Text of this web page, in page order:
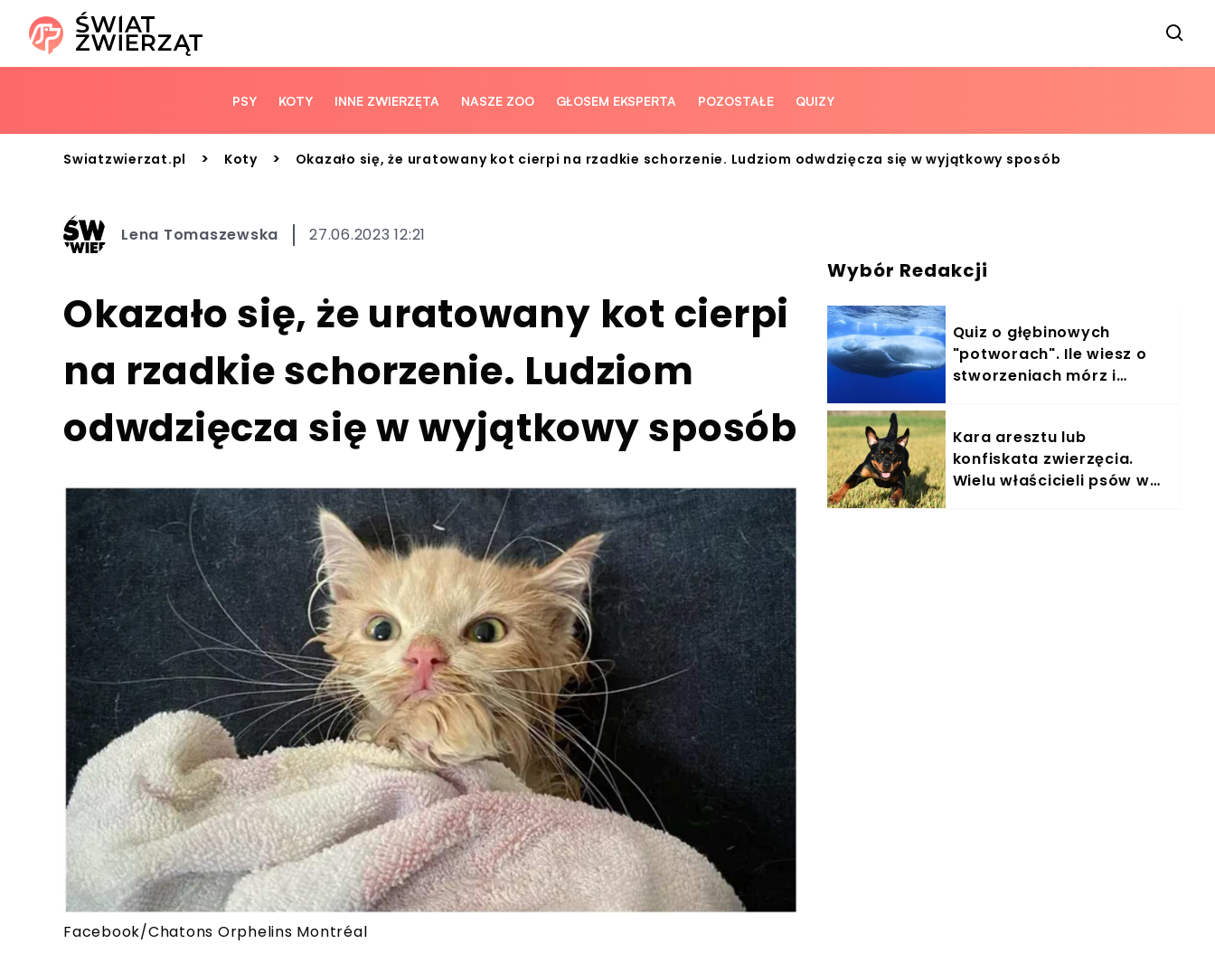
PSY KOTY INNE ZWIERZĘTA NASZE ZOO GŁOSEM EKSPERTA POZOSTAŁE QUIZY
Swiatzwierzat.pl > Koty > Okazało się, że uratowany kot cierpi na rzadkie schorzenie. Ludziom odwdzięcza się w wyjątkowy sposób
Lena Tomaszewska 27.06.2023 12:21
Okazało się, że uratowany kot cierpi
na rzadkie schorzenie. Ludziom
odwdzięcza się w wyjątkowy sposób
Facebook/Chatons Orphelins Montréal
Wybór Redakcji
Quiz o głębinowych
"potworach". Ile wiesz o
stworzeniach mórz i
Kara aresztu lub
konfiskata zwierzęcia.
Wielu właścicieli psów w